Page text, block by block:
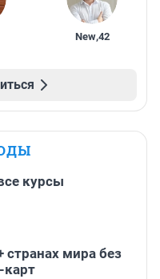
New,42
курсы
странах мира без
карт